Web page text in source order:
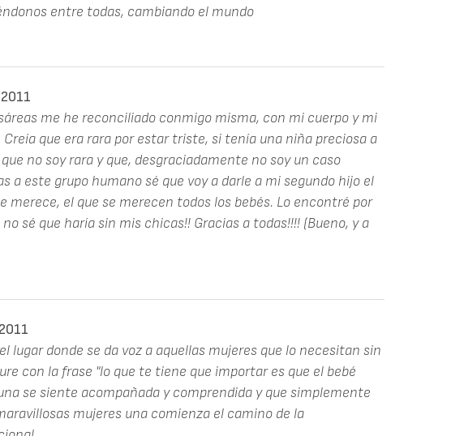
entre todas, cambiando el mundo
me he reconciliado conmigo misma, con mi cuerpo y mi
Creía que era rara por estar triste, si tenía una niña preciosa a
no soy rara y que, desgraciadamente no soy un caso
a este grupo humano sé que voy a darle a mi segundo hijo el
merece, el que se merecen todos los bebés. Lo encontré por
sé que haría sin mis chicas!! Gracias a todas!!!! (Bueno, y a
lugar donde se da voz a aquellas mujeres que lo necesitan sin
con la frase "lo que te tiene que importar es que el bebé
se siente acompañada y comprendida y que simplemente
mujeres una comienza el camino de la